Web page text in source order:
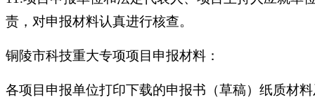
责，对申报材料认真进行核查。
铜陵市科技重大专项项目申报材料：
各项目申报单位打印下载的申报书（草稿）纸质材